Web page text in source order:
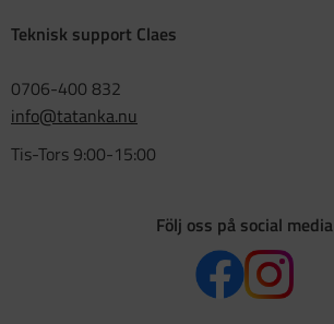
Teknisk support Claes
0706-400 832
info@tatanka.nu
Tis-Tors 9:00-15:00
Följ oss på social media